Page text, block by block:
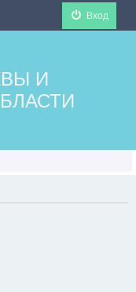
Вход
И